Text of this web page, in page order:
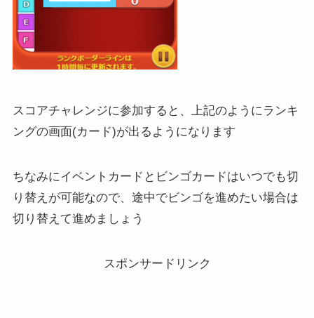
スコアチャレンジに参加すると、上記のようにランキ
ングの画面(カード)が出るようになります
ちなみにイベントカードとビンゴカードはいつでも切
り替えが可能なので、途中でビンゴを進めたい場合は
切り替えて進めましょう
スポンサードリンク